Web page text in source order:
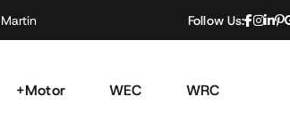
Follow Us:
+Motor WEC WRC